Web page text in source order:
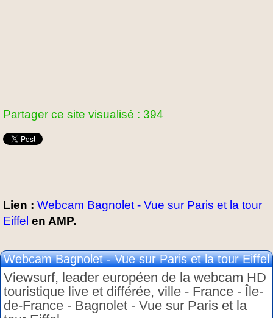
Partager ce site visualisé : 394
Lien : Webcam Bagnolet - Vue sur Paris et la tour
Eiffel en AMP.
Webcam Bagnolet - Vue sur Paris et la tour Eiffel
Viewsurf, leader européen de la webcam HD
touristique live et différée, ville - France - Île-
de-France - Bagnolet - Vue sur Paris et la